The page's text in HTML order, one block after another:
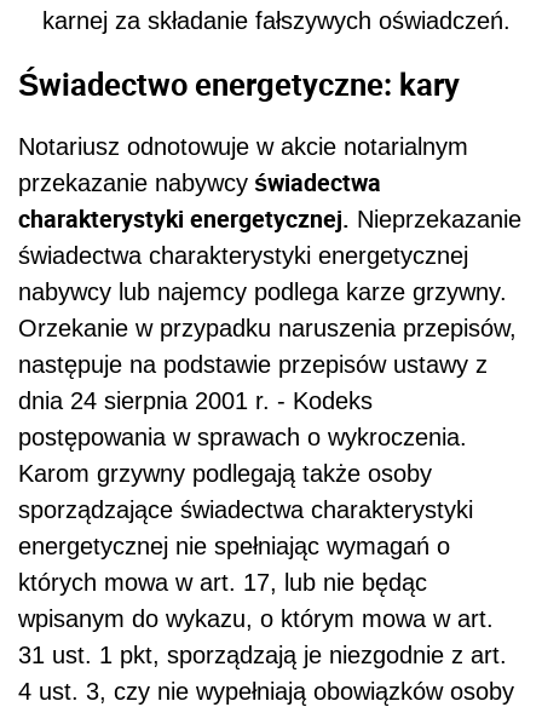
karnej za składanie fałszywych oświadczeń.
Świadectwo energetyczne: kary
Notariusz odnotowuje w akcie notarialnym
przekazanie nabywcy świadectwa
charakterystyki energetycznej. Nieprzekazanie
świadectwa charakterystyki energetycznej
nabywcy lub najemcy podlega karze grzywny.
Orzekanie w przypadku naruszenia przepisów,
następuje na podstawie przepisów ustawy z
dnia 24 sierpnia 2001 r. - Kodeks
postępowania w sprawach o wykroczenia.
Karom grzywny podlegają także osoby
sporządzające świadectwa charakterystyki
energetycznej nie spełniając wymagań o
których mowa w art. 17, lub nie będąc
wpisanym do wykazu, o którym mowa w art.
31 ust. 1 pkt, sporządzają je niezgodnie z art.
4 ust. 3, czy nie wypełniają obowiązków osoby